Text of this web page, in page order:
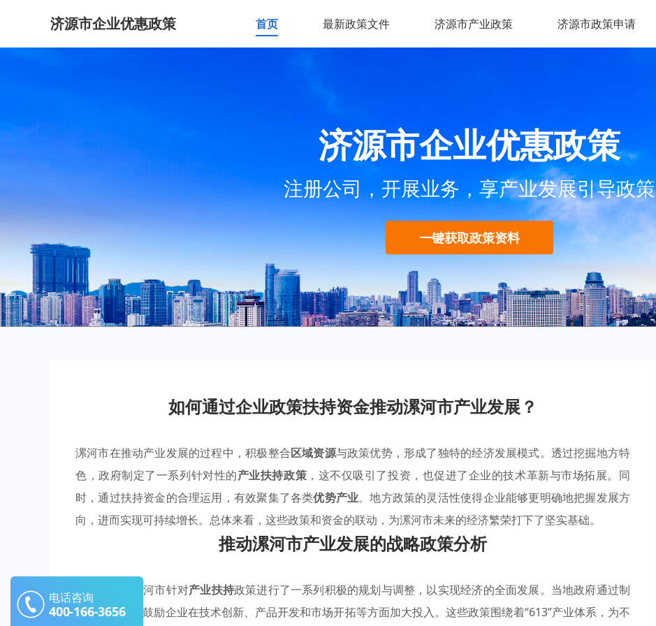
济源市企业优惠政策 首页 最新政策文件 济源市产业政策 济源市政策申请
济源市企业优惠政策
注册公司，开展业务，享产业发展引导政策
一键获取政策资料
如何通过企业政策扶持资金推动漯河市产业发展？
漯河市在推动产业发展的过程中，积极整合区域资源与政策优势，形成了独特的经济发展模式。透过挖掘地方特
色，政府制定了一系列针对性的产业扶持政策 ，这不仅吸引了投资，也促进了企业的技术革新与市场拓展。同
时，通过扶持资金的合理运用，有效聚集了各类优势产业。地方政策的灵活性使得企业能够更明确地把握发展方
向，进而实现可持续增长。总体来看，这些政策和资金的联动，为漯河市未来的经济繁荣打下了坚实基础。
推动漯河市产业发展的战略政策分析
在新时期，漯河市针对产业扶持政策进行了一系列积极的规划与调整，以实现经济的全面发展。当地政府通过制
定优惠政策
，鼓励企业在技术创新、产品开发和市场开拓等方面加大投入。这些政策围绕着“613”产业体系，为不
电话咨询
400-166-3656